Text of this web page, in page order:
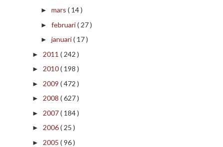
► mars ( 14 )
► februari( 27 )
► januari( 17 )
► 2011 ( 242 )
► 2010( 198 )
► 2009 ( 472 )
► 2008 ( 627 )
► 2007( 184 )
► 2006( 25 )
► 2005 ( 96 )